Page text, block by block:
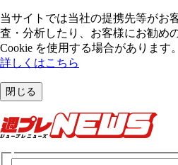
当サイトでは当社の提携先等がお
査・分析したり、お客様にお勧め
Cookie を使⽤する場合があります。
詳しくはこちら
閉じる